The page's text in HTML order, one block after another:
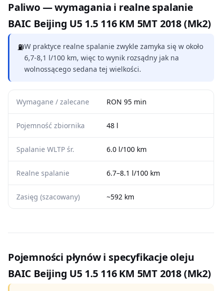
Paliwo — wymagania i realne spalanie
BAIC Beijing U5 1.5 116 KM 5MT 2018 (Mk2)
⛽W praktyce realne spalanie zwykle zamyka się w około
6,7-8,1 l/100 km, więc to wynik rozsądny jak na
wolnossącego sedana tej wielkości.
Wymagane / zalecane RON 95 min
Pojemność zbiornika 48 l
Spalanie WLTP śr. 6.0 l/100 km
Realne spalanie 6.7–8.1 l/100 km
Zasięg (szacowany) ~592 km
Pojemności płynów i specyfikacje oleju
BAIC Beijing U5 1.5 116 KM 5MT 2018 (Mk2)